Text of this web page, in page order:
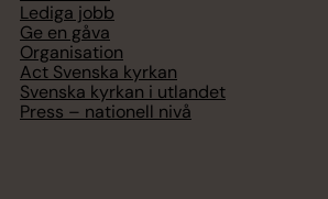
Lediga jobb
Ge en gåva
Organisation
Act Svenska kyrkan
Svenska kyrkan i utlandet
Press – nationell nivå